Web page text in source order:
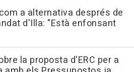
a alternativa després de
d'Illa: "Està enfonsant
la proposta d'ERC per a